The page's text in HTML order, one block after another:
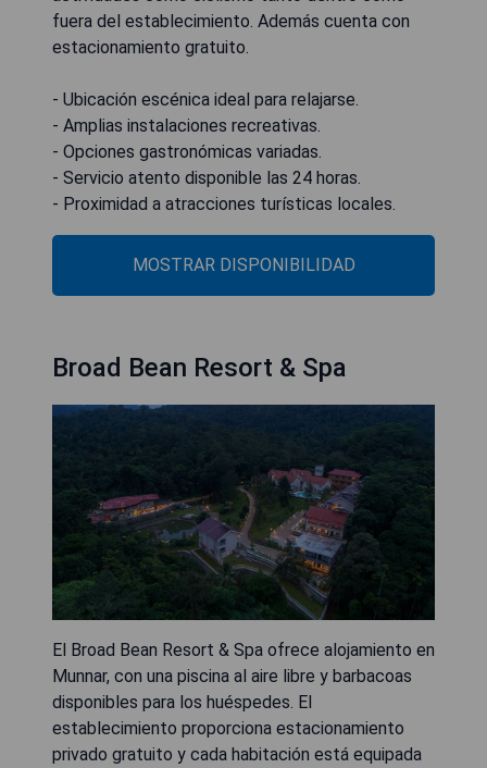
fuera del establecimiento. Además cuenta con
estacionamiento gratuito.
- Ubicación escénica ideal para relajarse.
- Amplias instalaciones recreativas.
- Opciones gastronómicas variadas.
- Servicio atento disponible las 24 horas.
- Proximidad a atracciones turísticas locales.
MOSTRAR DISPONIBILIDAD
Broad Bean Resort & Spa
El Broad Bean Resort & Spa ofrece alojamiento en
Munnar, con una piscina al aire libre y barbacoas
disponibles para los huéspedes. El
establecimiento proporciona estacionamiento
privado gratuito y cada habitación está equipada